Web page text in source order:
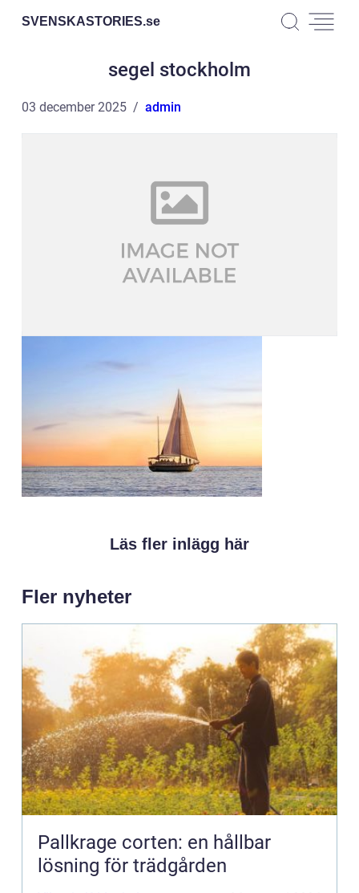
SVENSKASTORIES.se
segel stockholm
03 december 2025 admin
Läs fler inlägg här
Fler nyheter
Pallkrage corten: en hållbar
lösning för trädgården